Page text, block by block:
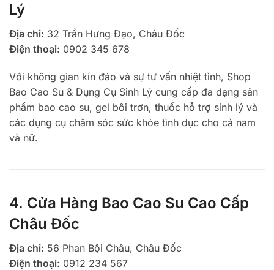
Lý
Địa chỉ: 32 Trần Hưng Đạo, Châu Đốc
Điện thoại: 0902 345 678
Với không gian kín đáo và sự tư vấn nhiệt tình, Shop
Bao Cao Su & Dụng Cụ Sinh Lý cung cấp đa dạng sản
phẩm bao cao su, gel bôi trơn, thuốc hỗ trợ sinh lý và
các dụng cụ chăm sóc sức khỏe tình dục cho cả nam
và nữ.
4. Cửa Hàng Bao Cao Su Cao Cấp
Châu Đốc
Địa chỉ: 56 Phan Bội Châu, Châu Đốc
Điện thoại: 0912 234 567